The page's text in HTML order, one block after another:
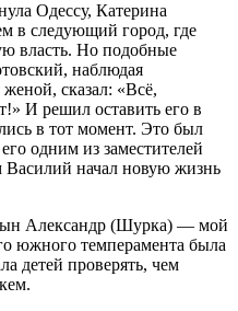
Одессу, Катерина
в следующий город, где
власть. Но подобные
наблюдая
сказал: «Всё,
И решил оставить его в
в тот момент. Это был
одним из заместителей
Василий начал новую жизнь
Александр (Шурка) — мой
южного темперамента была
детей проверять, чем